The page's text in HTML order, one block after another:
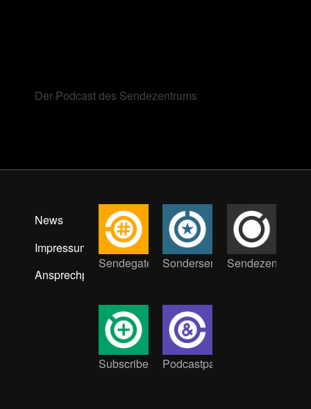
Der Podcast des Sendezentrums
News
Impressum
Ansprechpartner:innen
Sendegate
Subscribe
Sondersendung
Podcastpat:innen
Sendezentrum